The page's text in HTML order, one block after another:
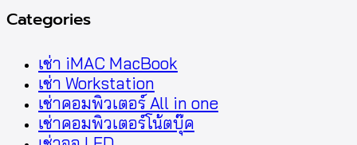
Categories
เช่า iMAC MacBook
เช่า Workstation
เช่าคอมพิวเตอร์ All in one
เช่าคอมพิวเตอร์โน้ตบุ๊ค